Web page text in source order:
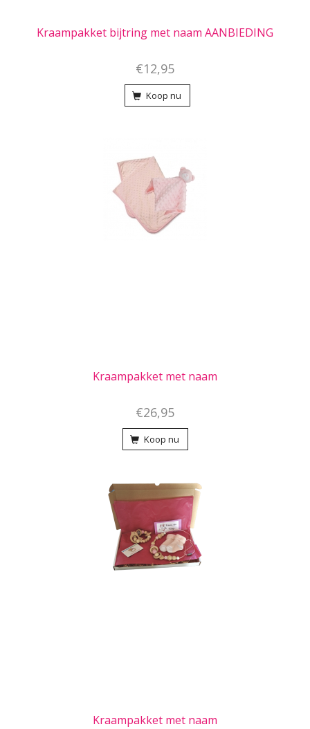
Kraampakket bijtring met naam AANBIEDING
€12,95
Koop nu
Kraampakket met naam
€26,95
Koop nu
Kraampakket met naam